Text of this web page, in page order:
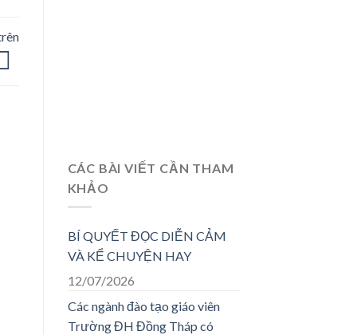
CÁC BÀI VIẾT CẦN THAM
KHẢO
BÍ QUYẾT ĐỌC DIỄN CẢM
VÀ KỂ CHUYỆN HAY
12/07/2026
Các ngành đào tạo giáo viên
Trường ĐH Đồng Tháp có